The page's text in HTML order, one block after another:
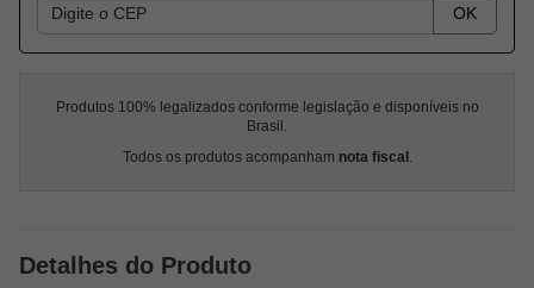
OK
Produtos 100% legalizados conforme legislação e disponíveis no
Brasil.
Todos os produtos acompanham nota fiscal.
Detalhes do Produto